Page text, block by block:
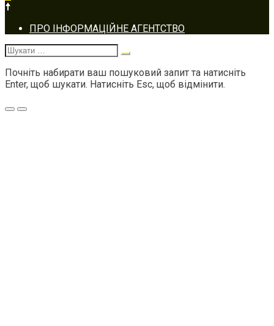
Footer
navigation
ПРО ІНФОРМАЦІЙНЕ АГЕНТСТВО
Шукати:
Почніть набирати ваш пошуковий запит та натисніть
Enter, щоб шукати. Натисніть Esc, щоб відмінити.
Меню